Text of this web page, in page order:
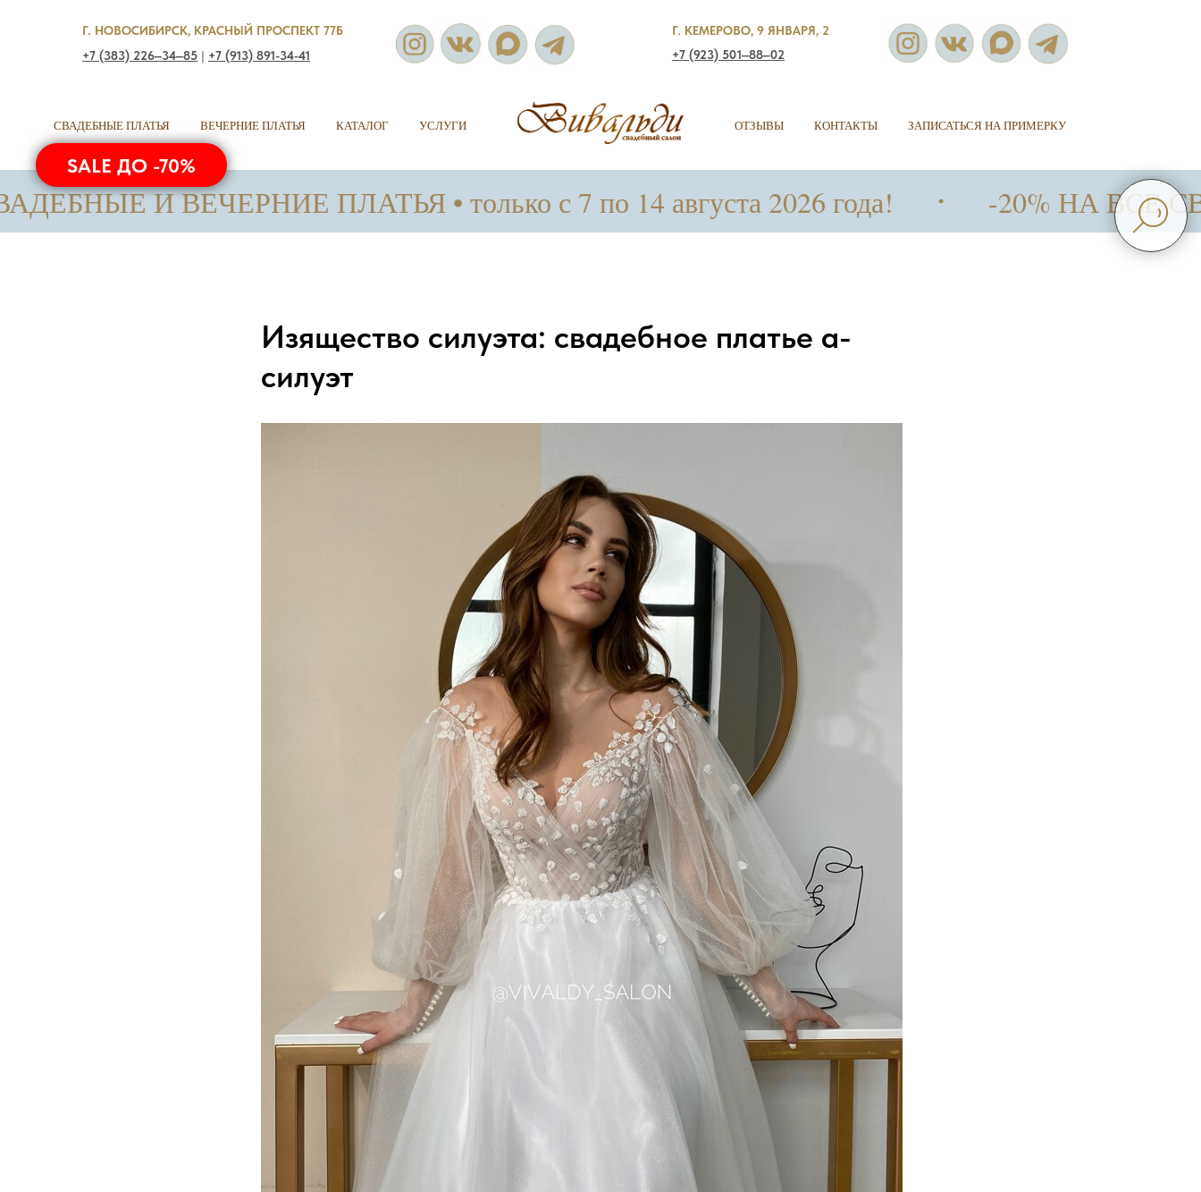
Г. НОВОСИБИРСК, КРАСНЫЙ ПРОСПЕКТ 77Б
+7 (383) 226‒34‒85 | +7 (913) 891-34-41
Г. КЕМЕРОВО, 9 ЯНВАРЯ, 2
+7 (923) 501‒88‒02
СВАДЕБНЫЕ ПЛАТЬЯ ВЕЧЕРНИЕ ПЛАТЬЯ КАТАЛОГ УСЛУГИ ОТЗЫВЫ КОНТАКТЫ ЗАПИСАТЬСЯ НА ПРИМЕРКУ
И ВЕЧЕРНИЕ ПЛАТЬЯ • только с 7 по 14 августа 2026 года! -20% НА ВСЕ
SALE ДО -70%
Изящество силуэта: свадебное платье а-
силуэт